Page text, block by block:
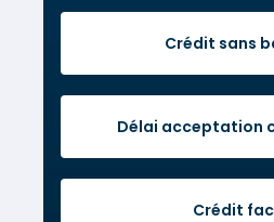
Crédit sans
Délai acceptation
Crédit